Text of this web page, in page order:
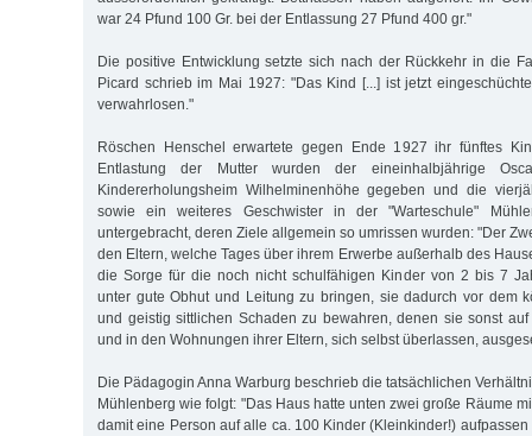
war 24 Pfund 100 Gr. bei der Entlassung 27 Pfund 400 gr."
Die positive Entwicklung setzte sich nach der Rückkehr in die
Picard schrieb im Mai 1927: "Das Kind [...] ist jetzt
verwahrlosen."
Röschen Henschel erwartete gegen Ende 1927 ihr fünftes
Entlastung der Mutter wurden der eineinhalbjährige
Kindererholungsheim Wilhelminenhöhe gegeben und die
sowie ein weiteres Geschwister in der "Warteschule"
untergebracht, deren Ziele allgemein so umrissen wurden: "Der
den Eltern, welche Tages über ihrem Erwerbe außerhalb des
die Sorge für die noch nicht schulfähigen Kinder von 2 bis 7
unter gute Obhut und Leitung zu bringen, sie dadurch vor dem
und geistig sittlichen Schaden zu bewahren, denen sie sonst
und in den Wohnungen ihrer Eltern, sich selbst überlassen,
Die Pädagogin Anna Warburg beschrieb die tatsächlichen
Mühlenberg wie folgt: "Das Haus hatte unten zwei große Räume
damit eine Person auf alle ca. 100 Kinder (Kleinkinder!)